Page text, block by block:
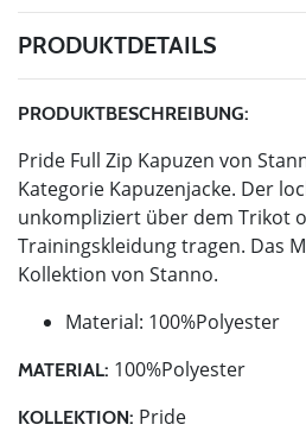
PRODUKTDETAILS
PRODUKTBESCHREIBUNG:
Pride Full Zip Kapuzen von
Kategorie Kapuzenjacke. Der
unkompliziert über dem Trikot
Trainingskleidung tragen. Das
Kollektion von Stanno.
Material: 100%Polyester
MATERIAL: 100%Polyester
KOLLEKTION: Pride